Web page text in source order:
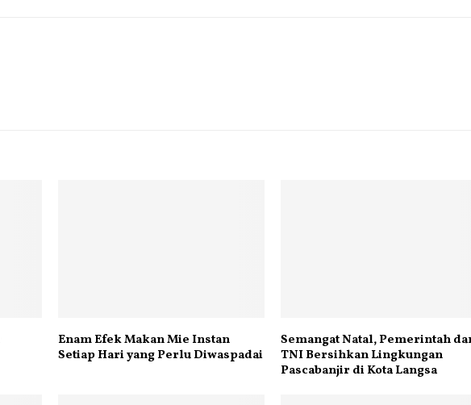
Enam Efek Makan Mie Instan
Setiap Hari yang Perlu Diwaspadai
Semangat Natal, Pemerintah
TNI Bersihkan Lingkungan
Pascabanjir di Kota Langsa